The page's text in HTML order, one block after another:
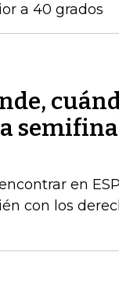
a 40 grados
en
con los